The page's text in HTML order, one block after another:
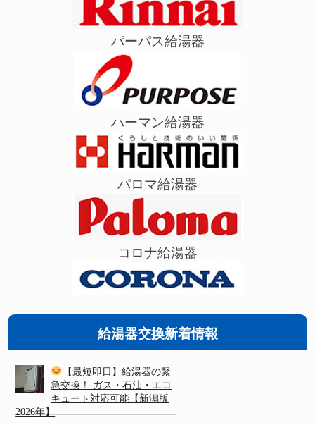
パーパス給湯器
ハーマン給湯器
パロマ給湯器
コロナ給湯器
給湯器交換新着情報
【最短即日】給湯器の緊
急交換！ ガス・石油・エコ
キュート対応可能【新潟版
2026年】